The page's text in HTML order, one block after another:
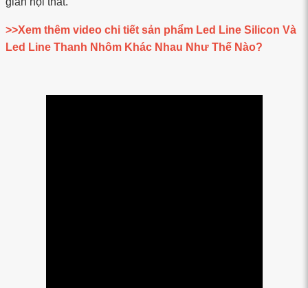
>>Xem thêm video chi tiết sản phẩm Led Line Silicon Và
Led Line Thanh Nhôm Khác Nhau Như Thế Nào?